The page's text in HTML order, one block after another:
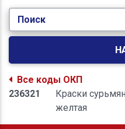
Поиск
Все коды ОКП
236321
Краски
желтая